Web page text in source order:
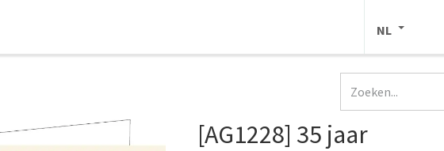
NL
[AG1228] 35 jaar